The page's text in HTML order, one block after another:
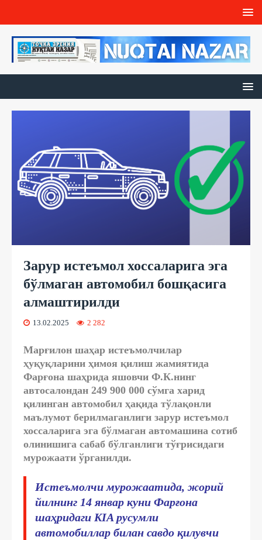
Зарур истеъмол хоссаларига эга
бўлмаган автомобил бошқасига
алмаштирилди
13.02.2025 2 282
Марғилон шаҳар истеъмолчилар
ҳуқуқларини ҳимоя қилиш жамиятида
Фарғона шаҳрида яшовчи Ф.К.нинг
автосалондан 249 900 000 сўмга харид
қилинган автомобил ҳақида тўлақонли
маълумот берилмаганлиги зарур истеъмол
хоссаларига эга бўлмаган автомашина сотиб
олинишига сабаб бўлганлиги тўғрисидаги
мурожаати ўрганилди.
Истеъмолчи мурожаатида, жорий
йилнинг 14 январ куни Фарғона
шаҳридаги KIA русумли
автомобиллар билан савдо қилувчи